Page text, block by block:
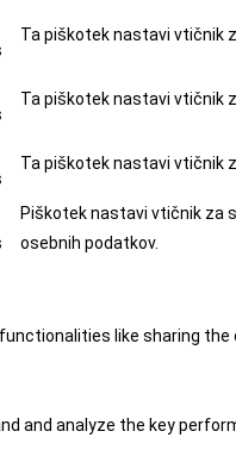
Ta piškotek nastavi vtičnik
Ta piškotek nastavi vtičnik
Ta piškotek nastavi vtičnik
Piškotek nastavi vtičnik za
osebnih podatkov.
like sharing
and analyze the key